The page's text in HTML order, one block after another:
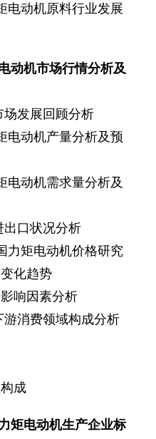
电动机原料行业发展
动机市场行情分析及
场发展回顾分析
电动机产量分析及预
电动机需求量分析及
出口状况分析
力矩电动机价格研究
化趋势
响因素分析
消费领域构成分析
成
矩电动机生产企业标